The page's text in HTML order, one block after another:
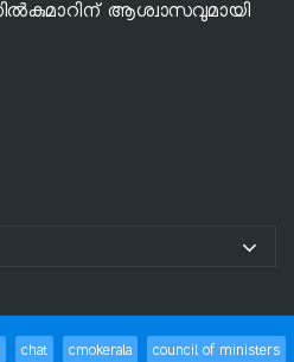
ആശ്വാസവുമായി
chat cmokerala
council of ministers